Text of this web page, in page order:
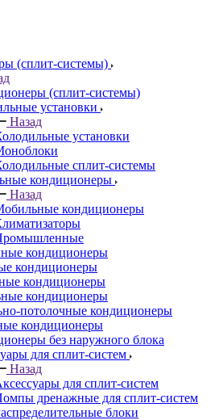
(сплит-системы)
(сплит-системы)
установки
Назад
установки
сплит-системы
кондиционеры
Назад
кондиционеры
кондиционеры
кондиционеры
кондиционеры
кондиционеры
потолочные кондиционеры
кондиционеры
без наружного блока
для сплит-систем
Назад
для сплит-систем
дренажные для сплит-систем
блоки